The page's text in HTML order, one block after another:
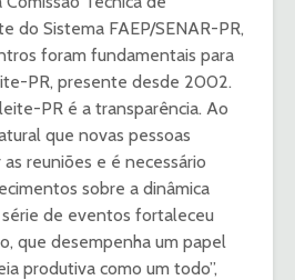
do Sistema FAEP/SENAR-PR,
foram fundamentais para
PR, presente desde 2002.
PR é a transparência. Ao
que novas pessoas
reuniões e é necessário
sobre a dinâmica
série de eventos fortaleceu
que desempenha um papel
produtiva como um todo”,